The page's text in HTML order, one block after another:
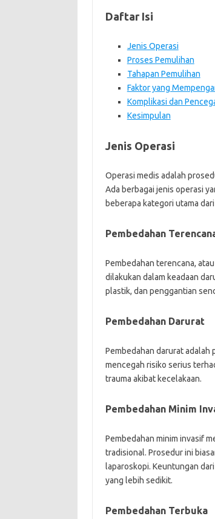
Daftar Isi
Jenis Operasi
Proses Pemulihan
Tahapan Pemulihan
Faktor yang
Komplikasi dan
Kesimpulan
Jenis Operasi
Operasi medis adalah
Ada berbagai jenis operasi
beberapa kategori utama
Pembedahan
Pembedahan terencana,
dilakukan dalam keadaan
plastik, dan penggantian
Pembedahan Darurat
Pembedahan darurat adalah
mencegah risiko serius
trauma akibat kecelakaan.
Pembedahan Minim
Pembedahan minim invasif
tradisional. Prosedur ini
laparoskopi. Keuntungan
yang lebih sedikit.
Pembedahan Terbuka